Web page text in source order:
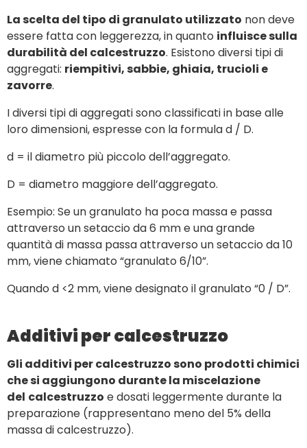
La scelta del tipo di granulato utilizzato non deve
essere fatta con leggerezza, in quanto influisce sulla
durabilità del calcestruzzo. Esistono diversi tipi di
aggregati: riempitivi, sabbie, ghiaia, trucioli e
zavorre.
I diversi tipi di aggregati sono classificati in base alle
loro dimensioni, espresse con la formula d / D.
d = il diametro più piccolo dell’aggregato.
D = diametro maggiore dell’aggregato.
Esempio: Se un granulato ha poca massa e passa
attraverso un setaccio da 6 mm e una grande
quantità di massa passa attraverso un setaccio da 10
mm, viene chiamato “granulato 6/10”.
Quando d <2 mm, viene designato il granulato “0 / D”.
Additivi per calcestruzzo
Gli additivi per calcestruzzo sono prodotti chimici
che si aggiungono durante la miscelazione
del calcestruzzo e dosati leggermente durante la
preparazione (rappresentano meno del 5% della
massa di calcestruzzo).